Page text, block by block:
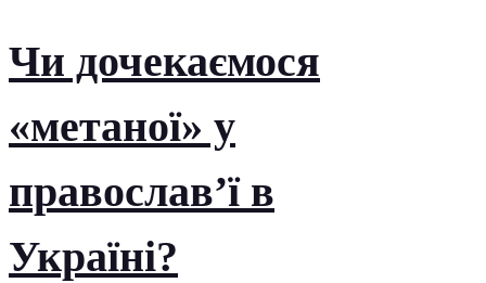
Чи дочекаємося
«метаної» у
православ’ї в
Україні?